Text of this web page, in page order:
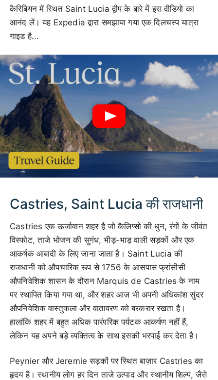
कैरिबियन में स्थित Saint Lucia द्वीप के बारे में इस वीडियो का
आनंद लें। यह Expedia द्वारा समझाया गया एक दिलचस्प यात्रा
गाइड है...
Castries, Saint Lucia की राजधानी
Castries एक ऊर्जावान शहर है जो कैलिप्सो की धुन, रंगों के जीवंत
विस्फोट, ताजे भोजन की सुगंध, भीड़-भाड़ वाली सड़कों और एक
आकर्षक आबादी के लिए जाना जाता है। Saint Lucia की
राजधानी को औपचारिक रूप से 1756 के आसपास फ्रांसीसी
औपनिवेशिक शासन के दौरान Marquis de Castries के नाम
पर स्थापित किया गया था, और शहर आज भी अपनी अधिकांश सुंदर
औपनिवेशिक वास्तुकला और वातावरण को बरकरार रखता है।
हालांकि शहर में बहुत अधिक पारंपरिक पर्यटक आकर्षण नहीं हैं,
लेकिन यह अपने बड़े व्यक्तित्व के साथ इसकी भरपाई कर देता है।
Peynier और Jeremie सड़कों पर स्थित बाज़ार Castries का
हृदय है। स्थानीय लोग हर दिन ताजे उत्पाद और स्थानीय शिल्प, जैसे